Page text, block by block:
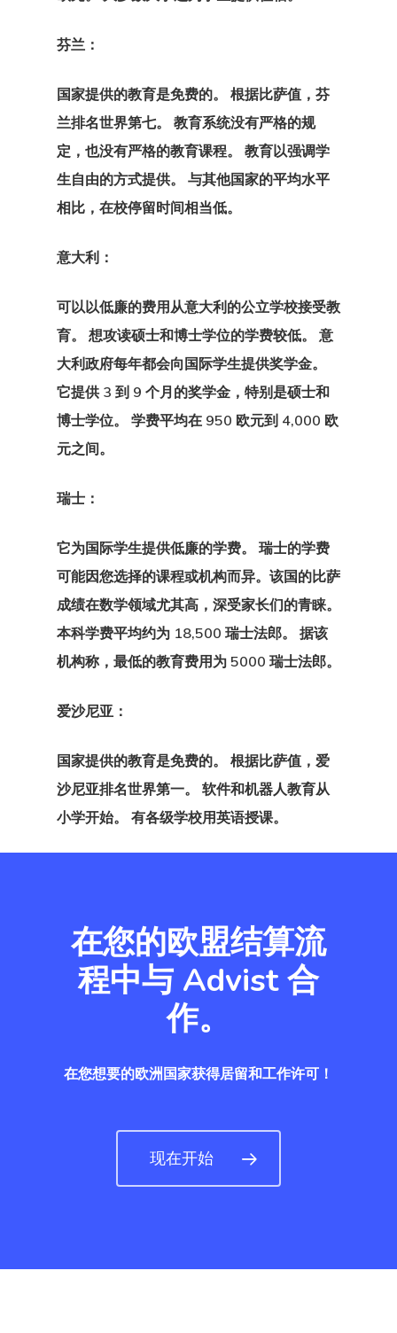
芬兰：
国家提供的教育是免费的。 根据比萨值，芬
兰排名世界第七。 教育系统没有严格的规
定，也没有严格的教育课程。 教育以强调学
生自由的方式提供。 与其他国家的平均水平
相比，在校停留时间相当低。
意大利：
可以以低廉的费用从意大利的公立学校接受教
育。 想攻读硕士和博士学位的学费较低。 意
大利政府每年都会向国际学生提供奖学金。
它提供 3 到 9 个月的奖学金，特别是硕士和
博士学位。 学费平均在 950 欧元到 4,000 欧
元之间。
瑞士：
它为国际学生提供低廉的学费。 瑞士的学费
可能因您选择的课程或机构而异。该国的比萨
成绩在数学领域尤其高，深受家长们的青睐。
本科学费平均约为 18,500 瑞士法郎。 据该
机构称，最低的教育费用为 5000 瑞士法郎。
爱沙尼亚：
国家提供的教育是免费的。 根据比萨值，爱
沙尼亚排名世界第一。 软件和机器人教育从
小学开始。 有各级学校用英语授课。
在您的欧盟结算流
程中与 Advist 合
作。
在您想要的欧洲国家获得居留和工作许可！
现在开始
支付
支付失败
数据政策
– 创业签证计
欧盟居留和工
可
沟通
爱沙尼亚个人
者计划
爱沙尼亚创业
计划
结帐结果
芬兰
芬兰创业签证
企业签证
通讯